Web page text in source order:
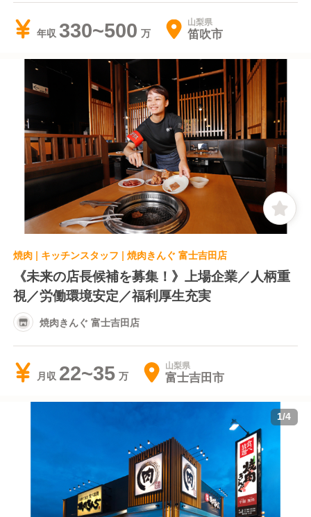
年収 330~500 山梨県
笛吹市
焼肉 | キッチンスタッフ | 焼肉きんぐ 富士吉田店
《未来の店長候補を募集！》上場企業／人柄重
視／労働環境安定／福利厚生充実
焼肉きんぐ 富士吉田店
月収 22~35 山梨県
富士吉田市
1/4